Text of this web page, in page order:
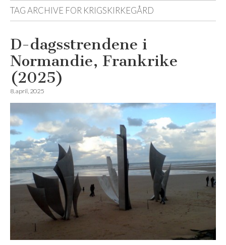
Reisemagazinet
TAG ARCHIVE FOR KRIGSKIRKEGÅRD
D-dagsstrendene i
Normandie, Frankrike
(2025)
8. april, 2025